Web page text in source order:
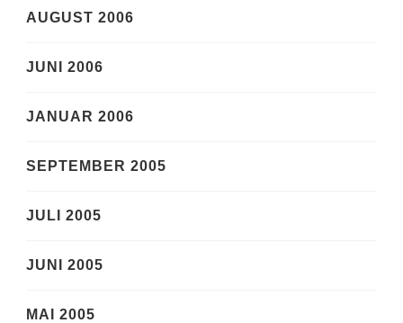
AUGUST 2006
JUNI 2006
JANUAR 2006
SEPTEMBER 2005
JULI 2005
JUNI 2005
MAI 2005